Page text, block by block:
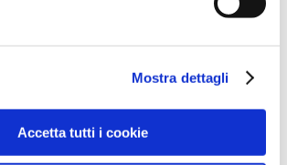
Mostra dettagli
Accetta tutti i cookie